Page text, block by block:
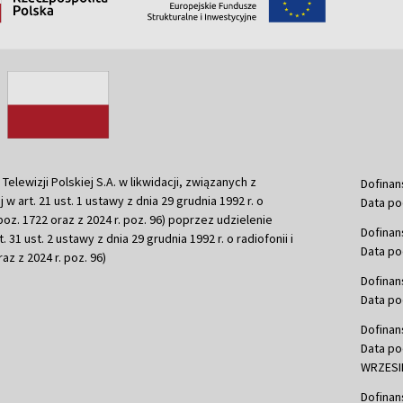
Polskiej S.A. w likwidacji, związanych z
art. 21 ust. 1 ustawy z dnia 29 grudnia 1992 r. o
1722 oraz z 2024 r. poz. 96) poprzez udzielenie
ust. 2 ustawy z dnia 29 grudnia 1992 r. o radiofonii i
z 2024 r. poz. 96)
Data
Data
Data
Data